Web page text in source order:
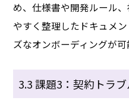
め、仕様書や開発ルール
やすく整理したドキュメ
ズなオンボーディングが可
3.3 課題3：契約トラ